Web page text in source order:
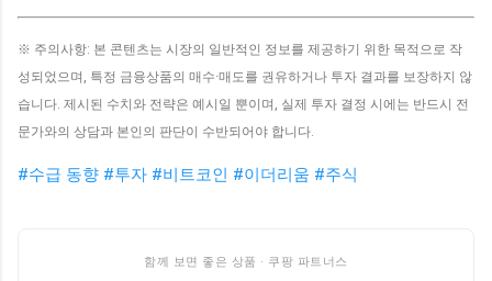
※ 주의사항: 본 콘텐츠는 시장의 일반적인 정보를 제공하기 위한 목적으로 작
성되었으며, 특정 금융상품의 매수·매도를 권유하거나 투자 결과를 보장하지 않
습니다. 제시된 수치와 전략은 예시일 뿐이며, 실제 투자 결정 시에는 반드시 전
문가와의 상담과 본인의 판단이 수반되어야 합니다.
#수급 동향 #투자 #비트코인 #이더리움 #주식
함께 보면 좋은 상품 · 쿠팡 파트너스